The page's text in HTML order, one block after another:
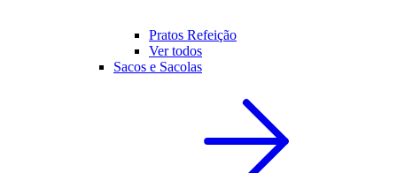
Pratos Refeição
Ver todos
Sacos e Sacolas